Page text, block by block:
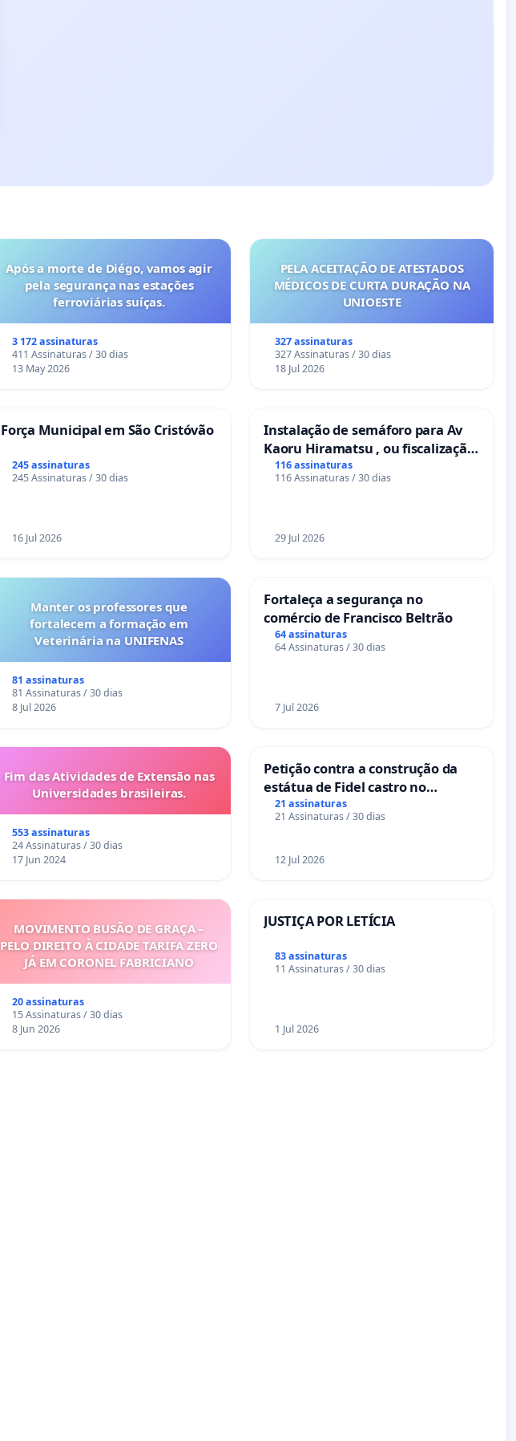
Após a morte de Diégo, vamos agir
pela segurança nas estações
ferroviárias suíças.
3 172 assinaturas
411 Assinaturas / 30 dias
13 May 2026
PELA ACEITAÇÃO DE ATESTADOS
MÉDICOS DE CURTA DURAÇÃO NA
UNIOESTE
327 assinaturas
327 Assinaturas / 30 dias
18 Jul 2026
Força Municipal em São Cristóvão
245 assinaturas
245 Assinaturas / 30 dias
16 Jul 2026
Instalação de semáforo para Av
Kaoru Hiramatsu , ou fiscalização
Eletrônica
116 assinaturas
116 Assinaturas / 30 dias
29 Jul 2026
Manter os professores que
fortalecem a formação em
Veterinária na UNIFENAS
81 assinaturas
81 Assinaturas / 30 dias
8 Jul 2026
Fortaleça a segurança no
comércio de Francisco Beltrão
64 assinaturas
64 Assinaturas / 30 dias
7 Jul 2026
Fim das Atividades de Extensão nas
Universidades brasileiras.
553 assinaturas
24 Assinaturas / 30 dias
17 Jun 2024
Petição contra a construção da
estátua de Fidel castro no
mirante do Caju
21 assinaturas
21 Assinaturas / 30 dias
12 Jul 2026
MOVIMENTO BUSÃO DE GRAÇA –
PELO DIREITO À CIDADE TARIFA ZERO
JÁ EM CORONEL FABRICIANO
20 assinaturas
15 Assinaturas / 30 dias
8 Jun 2026
JUSTIÇA POR LETÍCIA
83 assinaturas
11 Assinaturas / 30 dias
1 Jul 2026